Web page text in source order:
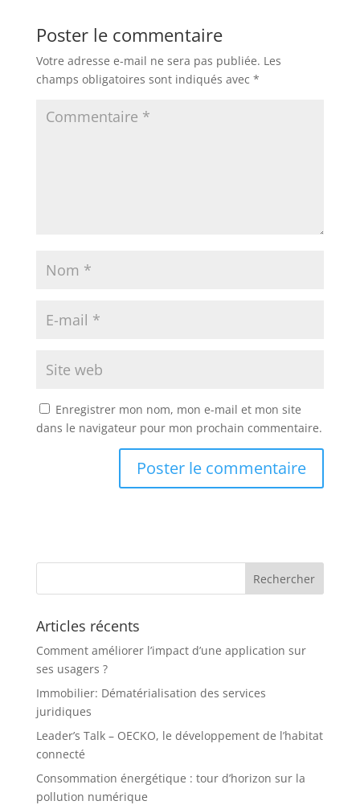
Poster le commentaire
Votre adresse e-mail ne sera pas publiée. Les
champs obligatoires sont indiqués avec *
Enregistrer mon nom, mon e-mail et mon site
dans le navigateur pour mon prochain commentaire.
Articles récents
Comment améliorer l’impact d’une application sur
ses usagers ?
Immobilier: Dématérialisation des services
juridiques
Leader’s Talk – OECKO, le développement de l’habitat
connecté
Consommation énergétique : tour d’horizon sur la
pollution numérique